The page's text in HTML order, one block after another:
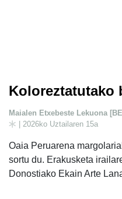
Koloreztatutako
Maialen Etxebeste Lekuona
| 2026ko Uztailaren 15a
Oaia Peruarena
sortu du. Erakusketa
Donostiako Ekain Arte